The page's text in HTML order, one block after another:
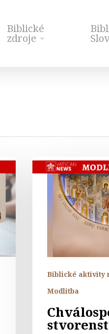
Biblické
zdroje
Chválospev
celého
stvorenstva
Biblické aktivity
Modlitba